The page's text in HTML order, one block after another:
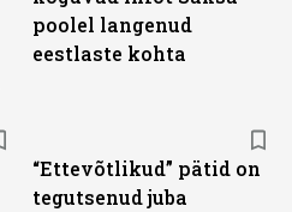
poolel langenud
eestlaste kohta
“Ettevõtlikud” pätid on
tegutsenud juba